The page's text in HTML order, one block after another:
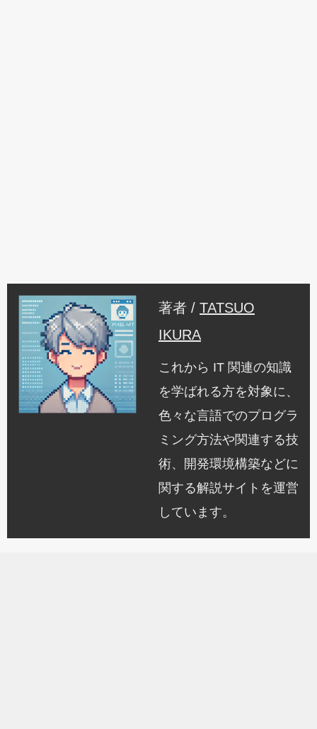
著者 / TATSUO
IKURA
これから IT 関連の知識
を学ばれる方を対象に、
色々な言語でのプログラ
ミング方法や関連する技
術、開発環境構築などに
関する解説サイトを運営
しています。